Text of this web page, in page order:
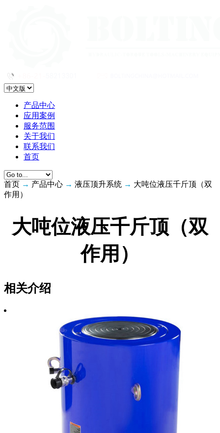
产品中心
应用案例
服务范围
关于我们
联系我们
首页
首页 → 产品中心 → 液压顶升系统 → 大吨位液压千斤顶（双
作用）
大吨位液压千斤顶（双
作用）
相关介绍